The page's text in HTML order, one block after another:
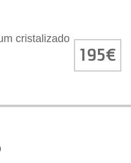
cristalizado
195€